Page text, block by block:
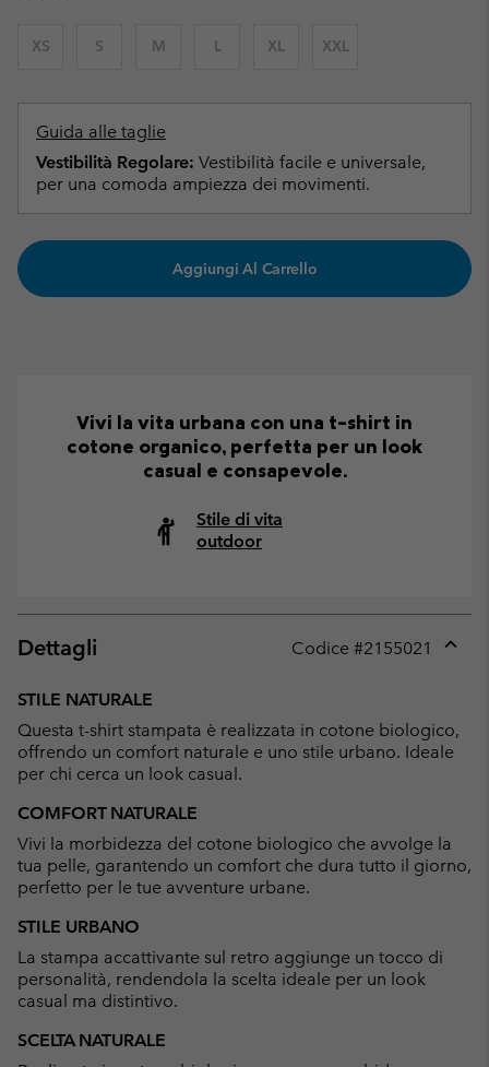
XS S M L XL XXL
Guida alle taglie
Vestibilità Regolare: Vestibilità facile e universale,
per una comoda ampiezza dei movimenti.
Aggiungi Al Carrello
Vivi la vita urbana con una t-shirt in
cotone organico, perfetta per un look
casual e consapevole.
Stile di vita
outdoor
Dettagli Codice #2155021
STILE NATURALE
Questa t-shirt stampata è realizzata in cotone biologico,
offrendo un comfort naturale e uno stile urbano. Ideale
per chi cerca un look casual.
COMFORT NATURALE
Vivi la morbidezza del cotone biologico che avvolge la
tua pelle, garantendo un comfort che dura tutto il giorno,
perfetto per le tue avventure urbane.
STILE URBANO
La stampa accattivante sul retro aggiunge un tocco di
personalità, rendendola la scelta ideale per un look
casual ma distintivo.
SCELTA NATURALE